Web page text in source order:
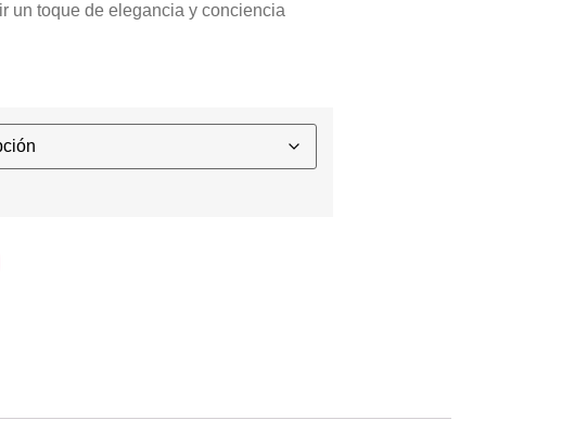
un toque de elegancia y conciencia